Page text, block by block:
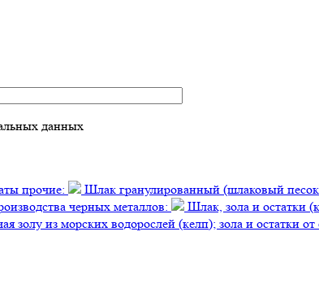
данных
прочие: Шлак гранулированный (шлаковый
черных металлов:
Шлак, зола и остатки
золу из морских водорослей (келп); зола и остатки от